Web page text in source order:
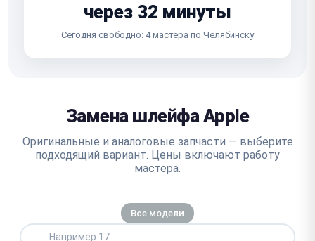
через 32 минуты
Сегодня свободно: 4 мастера по Челябинску
Замена шлейфа Apple
Оригинальные и аналоговые запчасти — выберите
подходящий вариант. Цены включают работу
мастера.
Все модели